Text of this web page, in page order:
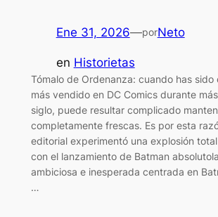
Ene 31, 2026—porNeto
en Historietas
Tómalo de Ordenanza: cuando has sido
más vendido en DC Comics durante
siglo, puede resultar complicado
completamente frescas. Es por esta
editorial experimentó una explosión
con el lanzamiento de Batman
ambiciosa e inesperada centrada en
…